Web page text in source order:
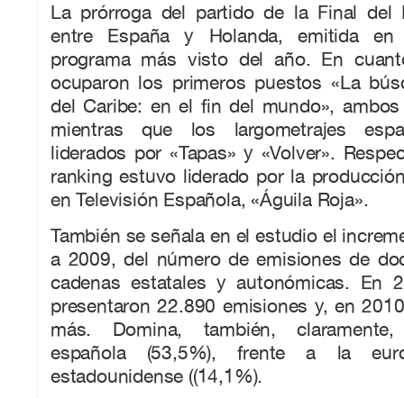
La prórroga del partido de la Final del
entre España y Holanda, emitida
programa más visto del año. En
ocuparon los primeros puestos «La
del Caribe: en el fin del mundo»,
mientras que los largometrajes
liderados por «Tapas» y «Volver».
ranking estuvo liderado por la
en Televisión Española, «Águila Roja».
También se señala en el estudio el
a 2009, del número de emisiones de
cadenas estatales y autonómicas. En
presentaron 22.890 emisiones y, en
más. Domina, también,
española (53,5%), frente a la
estadounidense ((14,1%).